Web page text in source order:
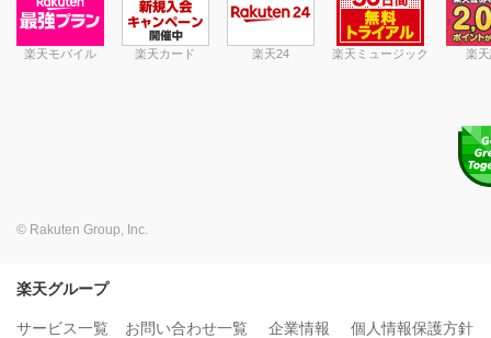
楽天モバイル 楽天カード 楽天24 楽天ミュージック 楽
© Rakuten Group, Inc.
楽天グループ
サービス一覧 お問い合わせ一覧 企業情報 個人情報保護方針